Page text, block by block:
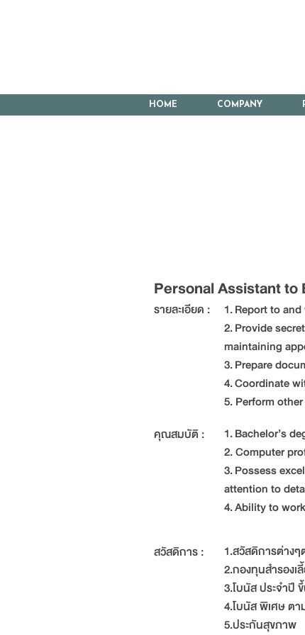
HOME COMPANY
Personal Assistant to
รายละเอียด :
1. Report to
2. Provide
maintaining
3. Prepare
4. Coordinate
5. Perform
1. Bachelor’s
2. Computer
3. Possess
attention to
4. Ability to
1.สวัสดิการต่าง
2.กองทุนสำรองเ
3.โบนัส ประจำปี
4.โบนัส พิเศษ ตา
5.ประกันสุขภาพ
คุณสมบัติ :
สวัสดิการ :